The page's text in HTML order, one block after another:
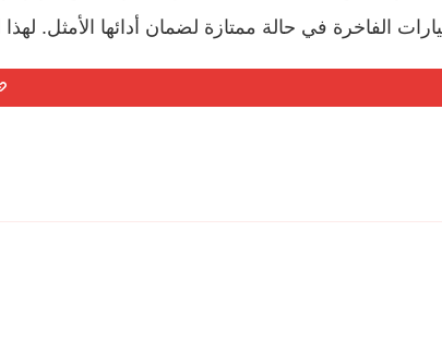
الفاخرة في حالة ممتازة لضمان أدائها الأمثل.